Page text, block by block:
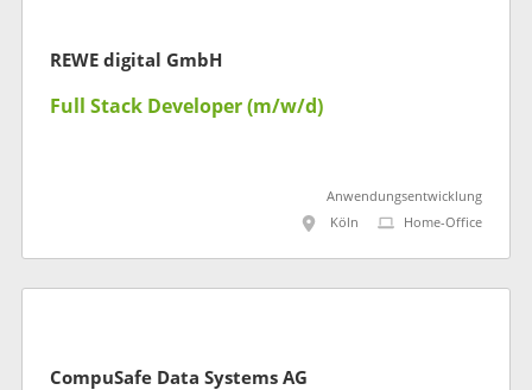
REWE digital GmbH
Full Stack Developer (m/w/d)
Anwendungsentwicklung
Köln
Home-Office
CompuSafe Data Systems AG